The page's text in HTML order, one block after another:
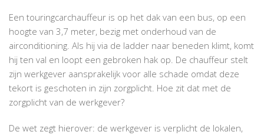
VALT
TIJDENS
WERK
VAN
LADDER
Een touringcarchauffeur is op het dak van een bus, op een
hoogte van 3,7 meter, bezig met onderhoud van de
airconditioning. Als hij via de ladder naar beneden klimt, komt
hij ten val en loopt een gebroken hak op. De chauffeur stelt
zijn werkgever aansprakelijk voor alle schade omdat deze
tekort is geschoten in zijn zorgplicht. Hoe zit dat met de
zorgplicht van de werkgever?
De wet zegt hierover: de werkgever is verplicht de lokalen,